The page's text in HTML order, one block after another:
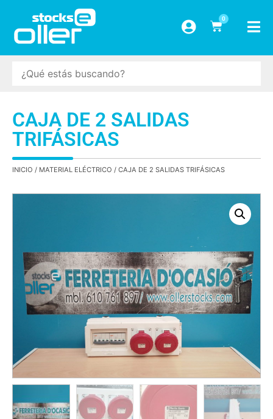
0
CAJA DE 2 SALIDAS
TRIFÁSICAS
INICIO / MATERIAL ELÉCTRICO / CAJA DE 2 SALIDAS TRIFÁSICAS